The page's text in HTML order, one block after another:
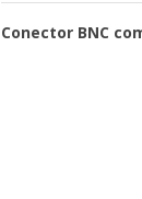
Conector BNC